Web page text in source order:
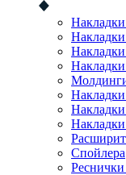
Накладки
Спойлера